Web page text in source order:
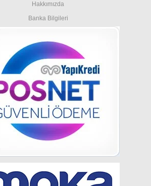
Hakkımızda
Banka Bilgileri